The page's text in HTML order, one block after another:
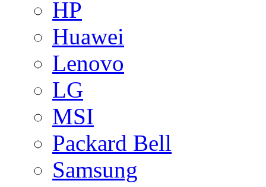
HP
Huawei
Lenovo
LG
MSI
Packard Bell
Samsung